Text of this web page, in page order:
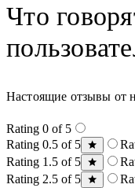
Что
Настоящие отзывы от
Rating 0 of 5
Rating 0.5 of 5
Rating 1.5 of 5
Rating 2.5 of 5